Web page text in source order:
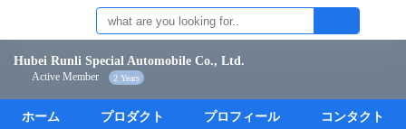
Hubei Runli Special Automobile Co., Ltd.
Active Member 2 Years
ホーム プロダクト プロフィール コンタクト